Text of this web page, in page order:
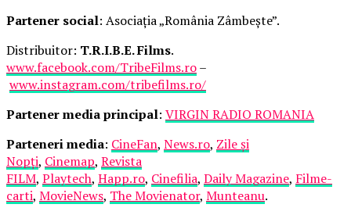
Partener social: Asociația „România Zâmbește”.
Distribuitor: T.R.I.B.E. Films.
www.facebook.com/TribeFilms.ro–
www.instagram.com/tribefilms.ro/
Partener media principal: VIRGIN RADIO ROMANIA
Parteneri media: CineFan, News.ro, Zile și
Nopți, Cinemap, Revista
FILM, Playtech, Happ.ro, Cinefilia, Daily Magazine, Filme-
carti, MovieNews, The Movienator, Munteanu.